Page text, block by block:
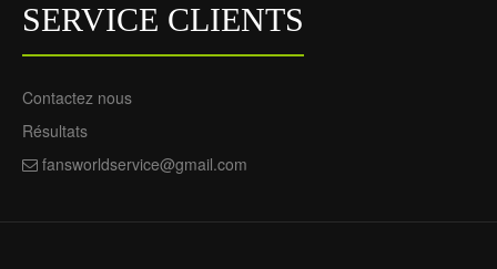
Norvège Domicile Coupe
du Monde 2026 Pour
73.55€ 29.85€
SERVICE CLIENTS
Contactez nous
Résultats
fansworldservice@gmail.com